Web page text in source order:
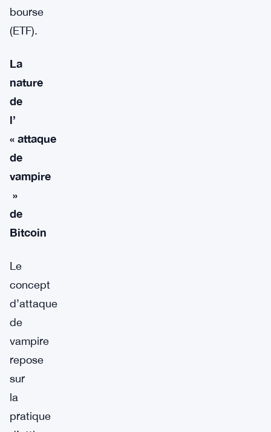
bourse
(ETF).
La
nature
de
l’
« attaque
de
vampire
»
de
Bitcoin
Le
concept
d’attaque
de
vampire
repose
sur
la
pratique